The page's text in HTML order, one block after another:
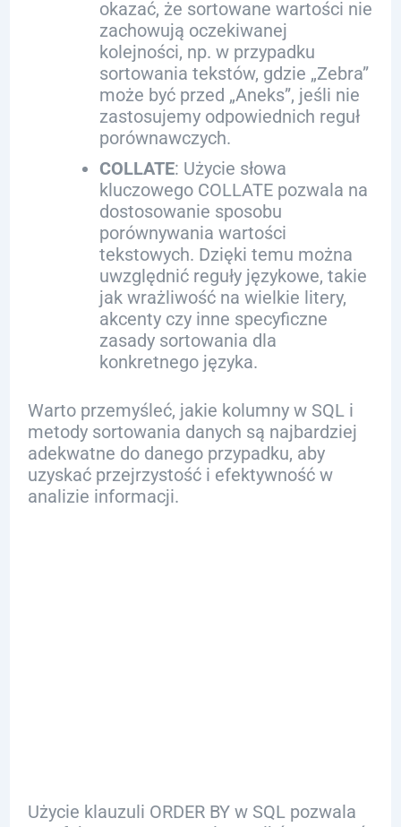
okazać, że sortowane wartości nie
zachowują oczekiwanej
kolejności, np. w przypadku
sortowania tekstów, gdzie „Zebra”
może być przed „Aneks”, jeśli nie
zastosujemy odpowiednich reguł
porównawczych.
COLLATE: Użycie słowa
kluczowego COLLATE pozwala na
dostosowanie sposobu
porównywania wartości
tekstowych. Dzięki temu można
uwzględnić reguły językowe, takie
jak wrażliwość na wielkie litery,
akcenty czy inne specyficzne
zasady sortowania dla
konkretnego języka.
Warto przemyśleć, jakie kolumny w SQL i
metody sortowania danych są najbardziej
adekwatne do danego przypadku, aby
uzyskać przejrzystość i efektywność w
analizie informacji.
Użycie klauzuli ORDER BY w SQL pozwala